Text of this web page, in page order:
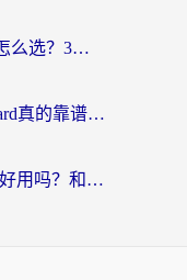
海外党必看：回国VPN APK怎么选？3步教你无缝刷国内剧玩国服
海外党必看：电脑vpn免费dcard真的靠谱吗？教你选对回国加速器无缝访问国内资源
海外党必看：Quickback VPN好用吗？和小黑牛VPN对比哪个回国效果更好？附真实体验+避坑指南